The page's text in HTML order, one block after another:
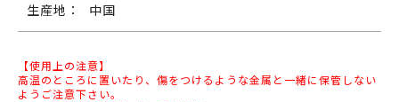
生産地： 中国
【使用上の注意】
高温のところに置いたり、傷をつけるような金属と一緒に保管しない
ようご注意下さい。